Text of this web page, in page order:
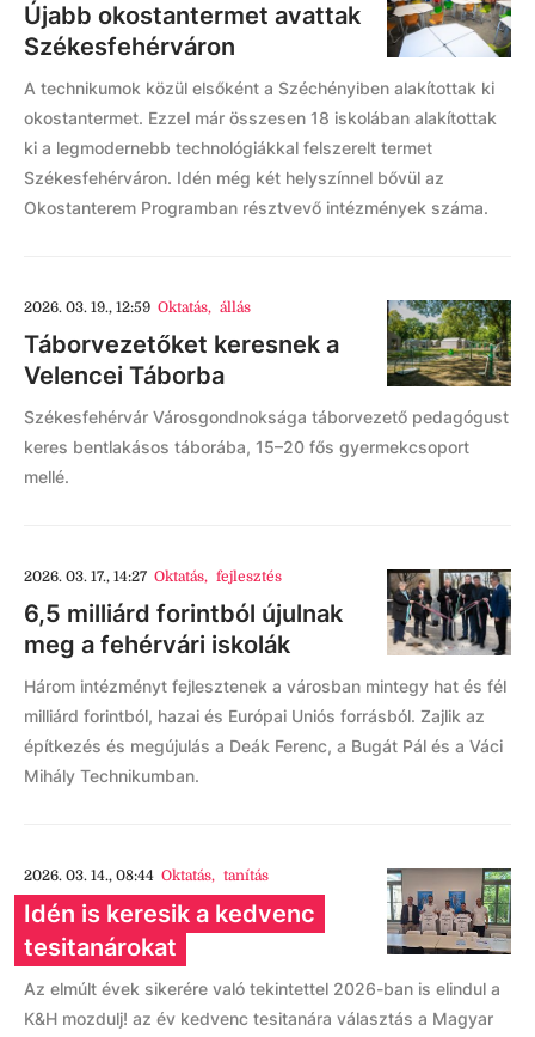
Újabb okostantermet avattak
Székesfehérváron
A technikumok közül elsőként a Széchényiben alakítottak ki
okostantermet. Ezzel már összesen 18 iskolában alakítottak
ki a legmodernebb technológiákkal felszerelt termet
Székesfehérváron. Idén még két helyszínnel bővül az
Okostanterem Programban résztvevő intézmények száma.
2026. 03. 19., 12:59 Oktatás, állás
Táborvezetőket keresnek a
Velencei Táborba
Székesfehérvár Városgondnoksága táborvezető pedagógust
keres bentlakásos táborába, 15–20 fős gyermekcsoport
mellé.
2026. 03. 17., 14:27 Oktatás, fejlesztés
6,5 milliárd forintból újulnak
meg a fehérvári iskolák
Három intézményt fejlesztenek a városban mintegy hat és fél
milliárd forintból, hazai és Európai Uniós forrásból. Zajlik az
építkezés és megújulás a Deák Ferenc, a Bugát Pál és a Váci
Mihály Technikumban.
2026. 03. 14., 08:44 Oktatás, tanítás
Idén is keresik a kedvenc
tesitanárokat
Az elmúlt évek sikerére való tekintettel 2026-ban is elindul a
K&H mozdulj! az év kedvenc tesitanára választás a Magyar